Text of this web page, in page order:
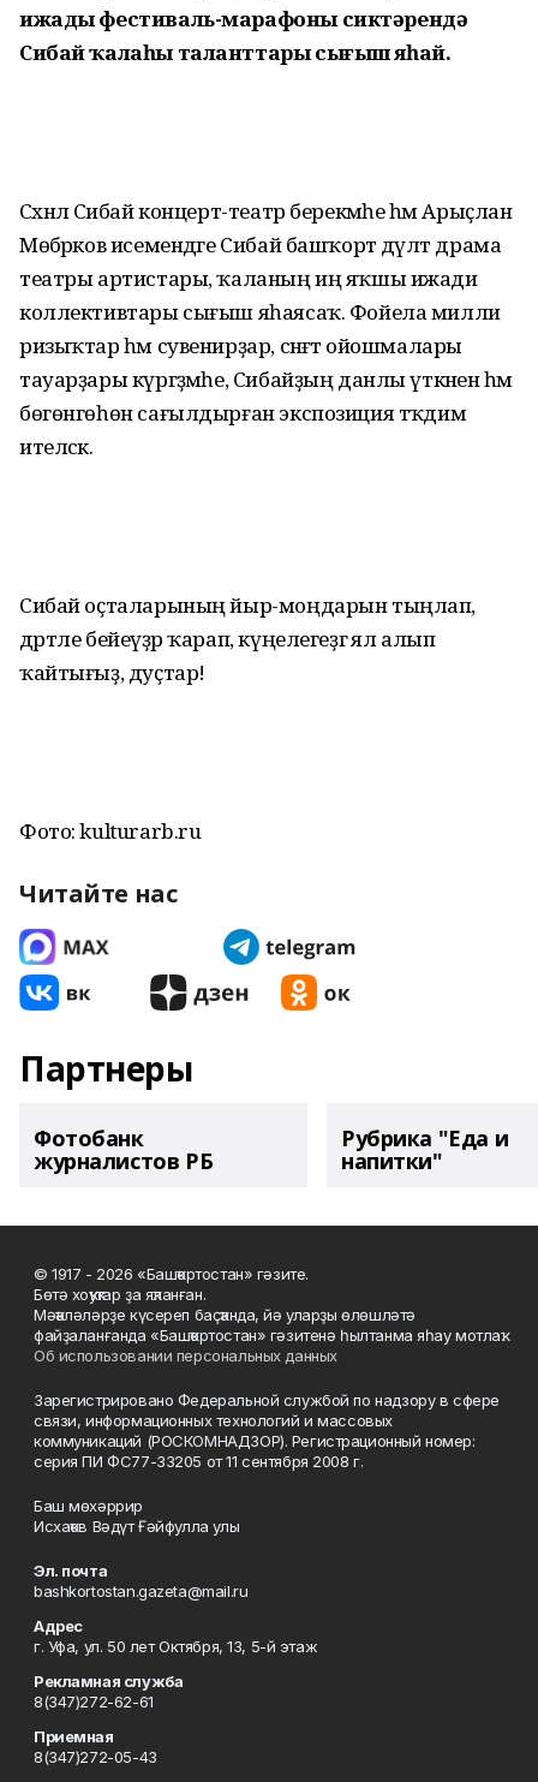
ижады фестиваль-марафоны сиктәрендә
Сибай ҡалаһы таланттары сығыш яһай.
Сәхнәлә Сибай концерт-театр берекмәһе һәм Арыҫлан
Мөбәрәков исемендәге Сибай башҡорт дәүләт драма
театры артистары, ҡаланың иң яҡшы ижади
коллективтары сығыш яһаясаҡ. Фойела милли
ризыҡтар һәм сувенирҙар, сәнәғәт ойошмалары
тауарҙары күргәҙмәһе, Сибайҙың данлы үткәнен һәм
бөгөнгөһөн сағылдырған экспозиция тәҡдим
ителәсәк.
Сибай оҫталарының йыр-моңдарын тыңлап,
дәртле бейеүҙәр ҡарап, күңелегеҙгә ял алып
ҡайтығыҙ, дуҫтар!
Фото: kulturarb.ru
Читайте нас
Партнеры
Фотобанк
журналистов РБ
Рубрика "Еда и
напитки"
© 1917 - 2026 «Башҡортостан» гәзите.
Бөтә хоҡуҡтар ҙа яҡланған.
Мәҡәләләрҙе күсереп баҫҡанда, йә уларҙы өлөшләтә
файҙаланғанда «Башҡортостан» гәзитенә һылтанма яһау мотлаҡ.
Об использовании персональных данных
Зарегистрировано Федеральной службой по надзору в сфере
связи, информационных технологий и массовых
коммуникаций (РОСКОМНАДЗОР). Регистрационный номер:
серия ПИ ФС77-33205 от 11 сентября 2008 г.
Баш мөхәррир
Исхаҡов Вәдүт Ғәйфулла улы
Эл. почта
bashkortostan.gazeta@mail.ru
Адрес
г. Уфа, ул. 50 лет Октября, 13, 5-й этаж
Рекламная служба
8(347)272-62-61
Приемная
8(347)272-05-43